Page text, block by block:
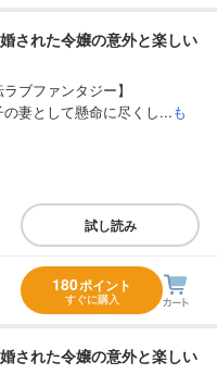
された令嬢の意外と楽しい
ブファンタジー】
妻として懸命に尽くし...も
試し読み
180ポイント
すぐに購入
された令嬢の意外と楽しい